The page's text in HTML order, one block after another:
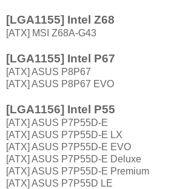
[LGA1155] Intel Z68
[ATX] MSI Z68A-G43
[LGA1155] Intel P67
[ATX] ASUS P8P67
[ATX] ASUS P8P67 EVO
[LGA1156] Intel P55
[ATX] ASUS P7P55D-E
[ATX] ASUS P7P55D-E LX
[ATX] ASUS P7P55D-E EVO
[ATX] ASUS P7P55D-E Deluxe
[ATX] ASUS P7P55D-E Premium
[ATX] ASUS P7P55D LE